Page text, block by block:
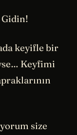
Gidin!
keyifle bir
Keyfimi
size